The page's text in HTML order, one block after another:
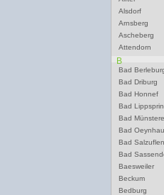
Alsdorf
Arnsberg
Ascheberg
Attendorn
B
Bad
Bad Driburg
Bad Honnef
Bad
Bad
Bad
Bad Salzuflen
Bad
Baesweiler
Beckum
Bedburg